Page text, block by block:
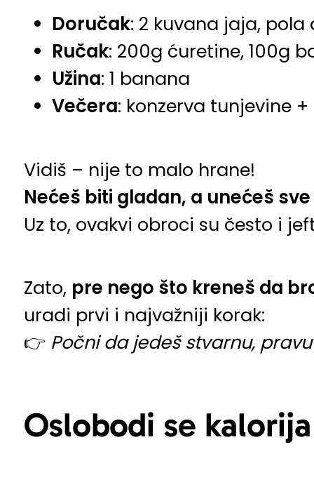
Doručak: 2 kuvana jaja,
Ručak: 200g ćuretine, 100g
Užina: 1 banana
Večera: konzerva tunjevine
Vidiš – nije to malo hrane!
Nećeš biti gladan, a unećeš
Uz to, ovakvi obroci su često i
Zato, pre nego što kreneš da
uradi prvi i najvažniji korak:
👉 Počni da jedeš stvarnu,
Oslobodi se